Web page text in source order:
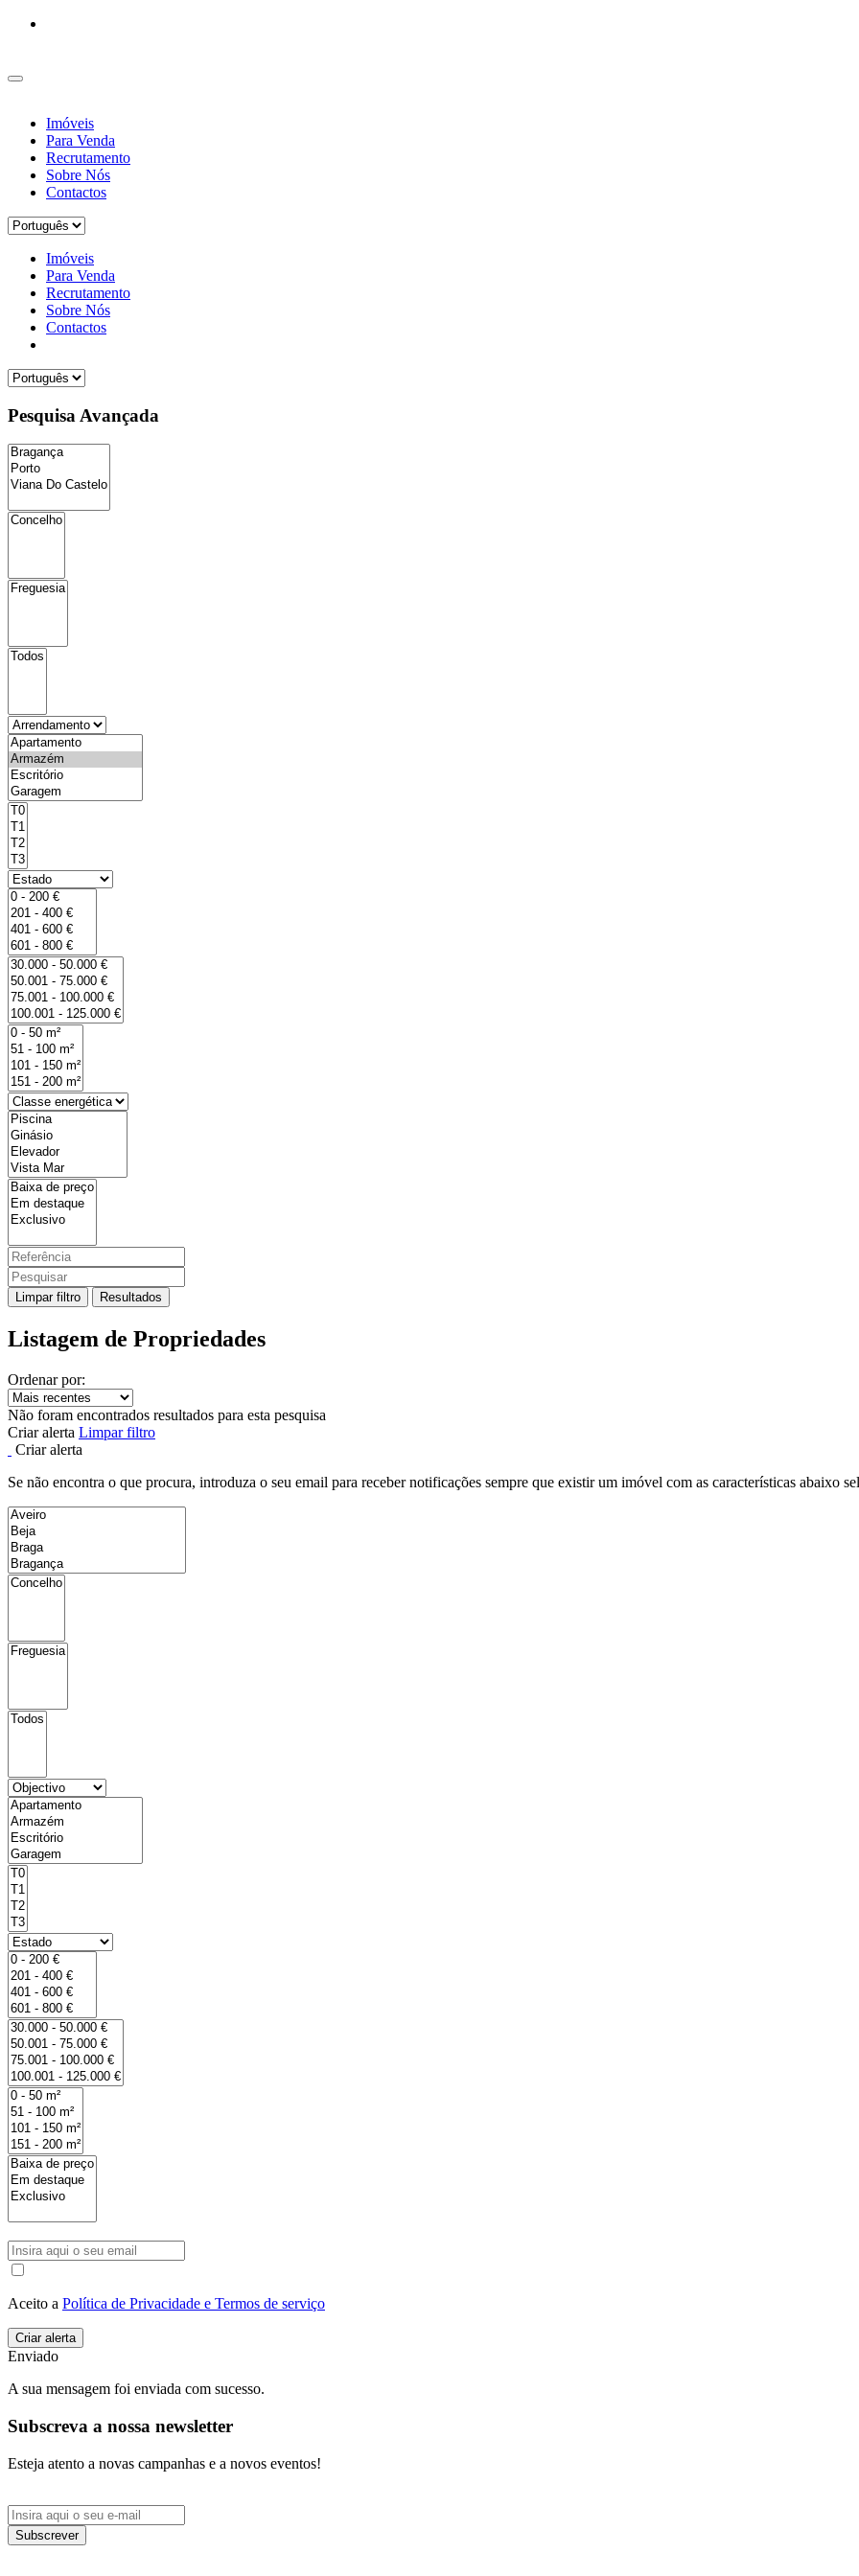
Imóveis
Para Venda
Recrutamento
Sobre Nós
Contactos
Imóveis
Para Venda
Recrutamento
Sobre Nós
Contactos
Pesquisa Avançada
Limpar filtro Resultados
Listagem de Propriedades
Ordenar por:
Não foram encontrados resultados para esta pesquisa
Criar alerta Limpar filtro
Criar alerta
Se não encontra o que procura, introduza o seu email para receber notificações sempre que existir um imóvel com as características abaixo
Aceito a Política de Privacidade e Termos de serviço
Enviado
A sua mensagem foi enviada com sucesso.
Subscreva a nossa newsletter
Esteja atento a novas campanhas e a novos eventos!